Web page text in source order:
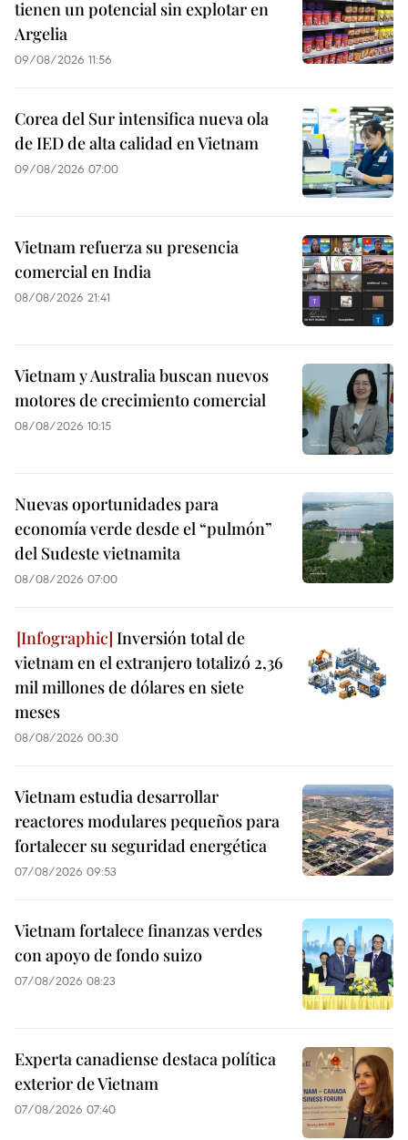
tienen un potencial sin explotar en
Argelia
09/08/2026 11:56
Corea del Sur intensifica nueva ola
de IED de alta calidad en Vietnam
09/08/2026 07:00
Vietnam refuerza su presencia
comercial en India
08/08/2026 21:41
Vietnam y Australia buscan nuevos
motores de crecimiento comercial
08/08/2026 10:15
Nuevas oportunidades para
economía verde desde el “pulmón”
del Sudeste vietnamita
08/08/2026 07:00
Inversión total de
vietnam en el extranjero totalizó 2,36
mil millones de dólares en siete
meses
08/08/2026 00:30
Vietnam estudia desarrollar
reactores modulares pequeños para
fortalecer su seguridad energética
07/08/2026 09:53
Vietnam fortalece finanzas verdes
con apoyo de fondo suizo
07/08/2026 08:23
Experta canadiense destaca política
exterior de Vietnam
07/08/2026 07:40